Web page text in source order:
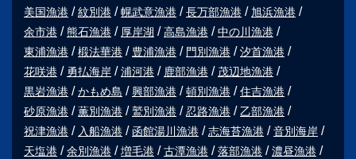
美国漁港
紋別港 幌武意漁港 長万部漁港
旭浜漁港
余市港
熊石漁港 厚岸湖 高島漁港
中の川漁港
東浦漁港
椴法華港 豊浦漁港 門別漁港
汐首漁港
花咲港
勇払海岸 浦河港 鹿部漁港
茂辺地漁港
黒岩漁港
かもめ島 興部漁港 頓別漁港
住吉漁港
砂原漁港
薫別漁港 鷲別漁港 忍路漁港
乙部漁港
祝津漁港
入船漁港 函館湯川漁港 志海苔漁港
音別海岸
天塩港
余別漁港 増毛港 古潭漁港 落部漁港
濃昼漁港